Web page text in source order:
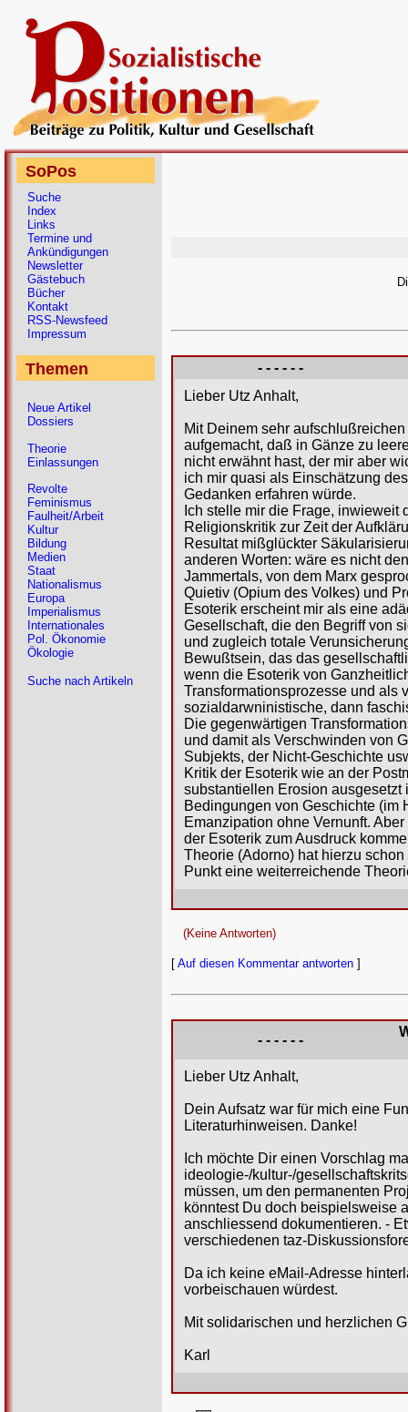
- - - - - -
Lieber Utz Anhalt,
Mit Deinem sehr
aufgemacht, daß in Gänze zu
nicht erwähnt hast, der mir aber
ich mir quasi als Einschätzung
Gedanken erfahren würde.
Ich stelle mir die Frage, inwieweit
Religionskritik zur Zeit der
Resultat mißglückter
anderen Worten: wäre es nicht
Jammertals, von dem Marx
Quietiv (Opium des Volkes) und
Esoterik erscheint mir als eine
Gesellschaft, die den Begriff von
und zugleich totale
Bewußtsein, das das
wenn die Esoterik von
Transformationsprozesse und als
sozialdarwninistische, dann
Die gegenwärtigen
und damit als Verschwinden von
Subjekts, der Nicht-Geschichte
Kritik der Esoterik wie an der
substantiellen Erosion
Bedingungen von Geschichte (im
Emanzipation ohne Vernunft.
der Esoterik zum Ausdruck
Theorie (Adorno) hat hierzu
Punkt eine weiterreichende
(Keine Antworten)
[ Auf diesen Kommentar antworten ]
- - - - - -
Lieber Utz Anhalt,
Dein Aufsatz war für mich eine
Literaturhinweisen. Danke!
Ich möchte Dir einen Vorschlag
ideologie-/kultur-/
müssen, um den permanenten
könntest Du doch beispielsweise
anschliessend dokumentieren. -
verschiedenen taz-
Da ich keine eMail-Adresse
vorbeischauen würdest.
Mit solidarischen und herzlichen
Karl
SoPos
Suche
Index
Links
Termine und
Ankündigungen
Newsletter
Gästebuch
Bücher
Kontakt
RSS-Newsfeed
Impressum
Themen
Neue Artikel
Dossiers
Theorie
Einlassungen
Revolte
Feminismus
Faulheit/Arbeit
Kultur
Bildung
Medien
Staat
Nationalismus
Europa
Imperialismus
Internationales
Pol. Ökonomie
Ökologie
Suche nach Artikeln